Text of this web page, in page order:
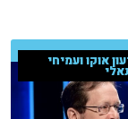
אוקו ועמיחי